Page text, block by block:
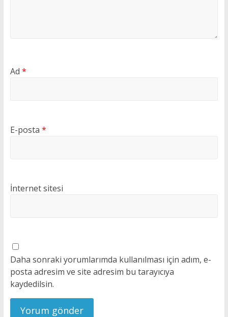
Ad *
E-posta *
İnternet sitesi
Daha sonraki yorumlarımda kullanılması için adım, e-
posta adresim ve site adresim bu tarayıcıya
kaydedilsin.